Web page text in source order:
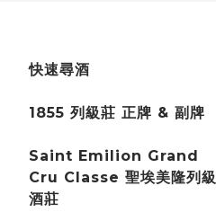
快速尋酒
1855 列級莊 正牌 & 副牌
Saint Emilion Grand
Cru Classe 聖埃美隆列級
酒莊